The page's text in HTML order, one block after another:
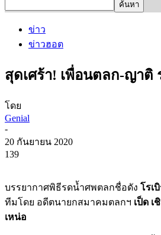
ข่าว
ข่าวฮอต
สุดเศร้า! เพื่อนตลก-ญาติ
โดย
Genial
-
20 กันยายน 2020
139
บรรยากาศพิธีรดน้ำศพตลกชื่อดัง โรเ
ทีมโดย อดีตนายกสมาคมตลกฯ เป็ด เ
เหน่อ